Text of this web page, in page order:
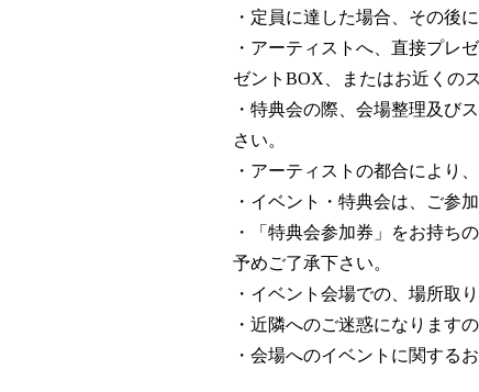
・定員に達した場合、その後
・アーティストへ、直接プレ
ゼントBOX、またはお近くの
・特典会の際、会場整理及び
さい。
・アーティストの都合により
・イベント・特典会は、ご参
・「特典会参加券」をお持ち
予めご了承下さい。
・イベント会場での、場所取
・近隣へのご迷惑になります
・会場へのイベントに関する